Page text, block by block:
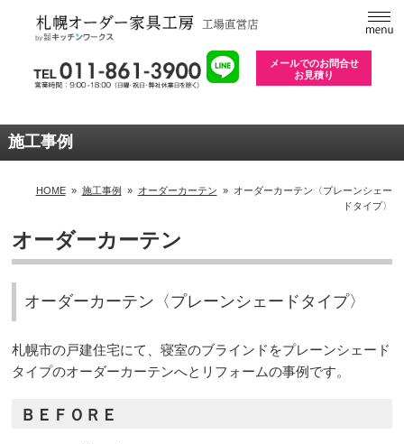
メールでのお問合せ
お見積り
施工事例
HOME» 施工事例 » オーダーカーテン » オーダーカーテン〈プレーンシェー
ドタイプ〉
オーダーカーテン
オーダーカーテン〈プレーンシェードタイプ〉
札幌市の戸建住宅にて、寝室のブラインドをプレーンシェード
タイプのオーダーカーテンへとリフォームの事例です。
ＢＥＦＯＲＥ